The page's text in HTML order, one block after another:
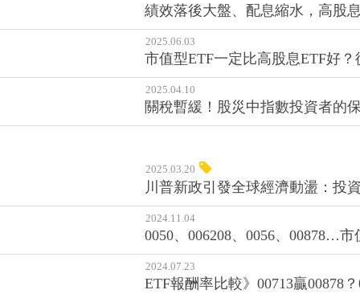
績效落後大盤、配息縮水，高股
2025.06.03
市值型ETF一定比高股息ETF好
2025.04.10
關稅暫緩！股災中指數投資者的
2025.03.20
川普新政引發全球經濟動盪：投
2024.11.04
0050、006208、0056、00878…
2024.07.23
ETF報酬率比較》00713贏00878